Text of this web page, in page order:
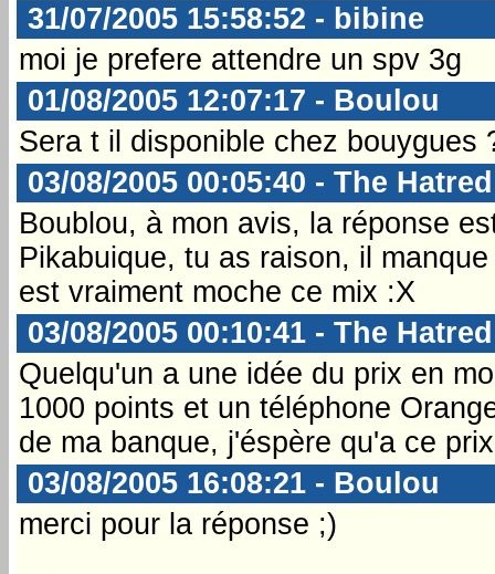
31/07/2005 15:58:52 - bibine
moi je prefere attendre un spv 3g
01/08/2005 12:07:17 - Boulou
Sera t il disponible chez bouygues
03/08/2005 00:05:40 - The Hatred
Boublou, à mon avis, la réponse
Pikabuique, tu as raison, il
est vraiment moche ce mix :X
03/08/2005 00:10:41 - The Hatred
Quelqu'un a une idée du prix en
1000 points et un téléphone
de ma banque, j'éspère qu'a ce
03/08/2005 16:08:21 - Boulou
merci pour la réponse ;)